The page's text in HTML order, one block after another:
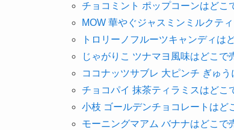
チョコミント ポップコーンはどこ
MOW 華やぐジャスミンミルクテ
トロリーノフルーツキャンディは
じゃがりこ ツナマヨ風味はどこで
ココナッツサブレ 大ピンチ ぎゅ
チョコパイ 抹茶ティラミスはどこ
小枝 ゴールデンチョコレートはど
モーニングマアム バナナはどこで